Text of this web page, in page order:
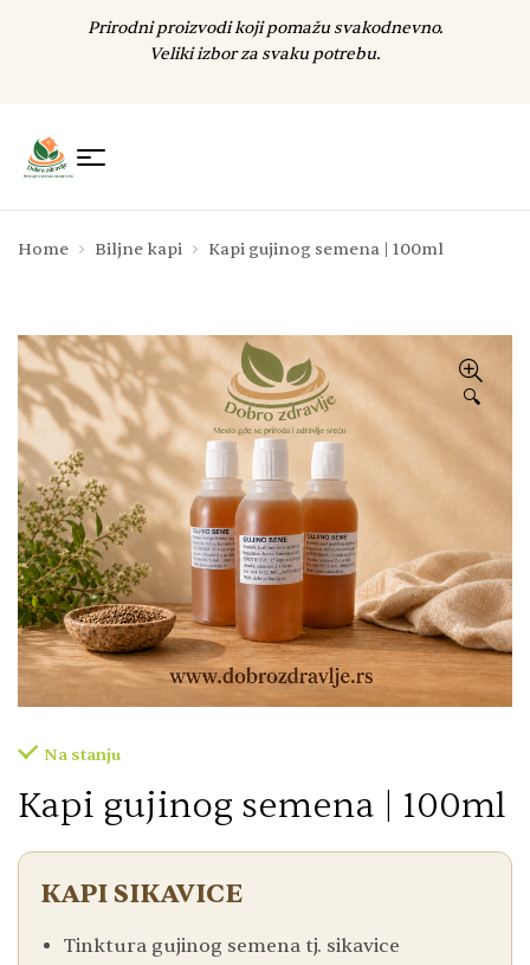
Prirodni proizvodi koji pomažu svakodnevno.
Veliki izbor za svaku potrebu.
Home Biljne kapi Kapi gujinog semena | 100ml
🔍
Na stanju
Kapi gujinog semena | 100ml
KAPI SIKAVICE
Tinktura gujinog semena tj. sikavice